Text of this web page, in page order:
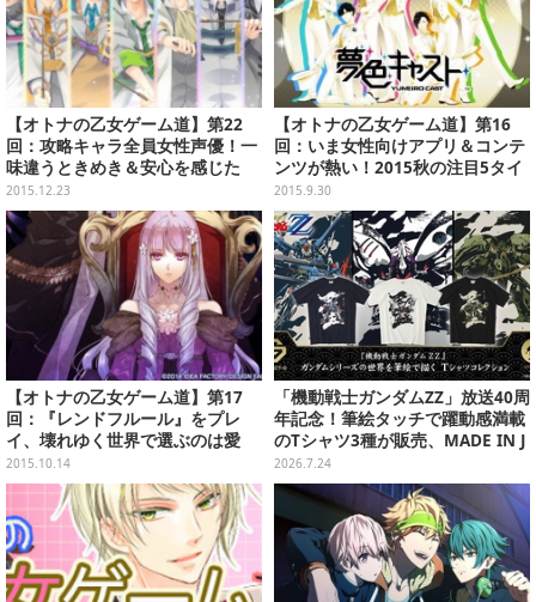
【オトナの乙女ゲーム道】第22
回：攻略キャラ全員女性声優！一
味違うときめき＆安心を感じた
『Goes！』プレイレポ
2015.12.23
【オトナの乙女ゲーム道】第16
回：いま女性向けアプリ＆コンテ
ンツが熱い！2015秋の注目5タイ
トル解説まとめ
2015.9.30
【オトナの乙女ゲーム道】第17
回：『レンドフルール』をプレ
イ、壊れゆく世界で選ぶのは愛
か、忠誠か――
2015.10.14
「機動戦士ガンダムZZ」放送40周
年記念！筆絵タッチで躍動感満載
のTシャツ3種が販売、MADE IN J
APANで品質にもこだわり
2026.7.24